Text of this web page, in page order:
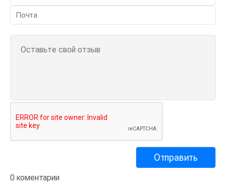
0 коментарии